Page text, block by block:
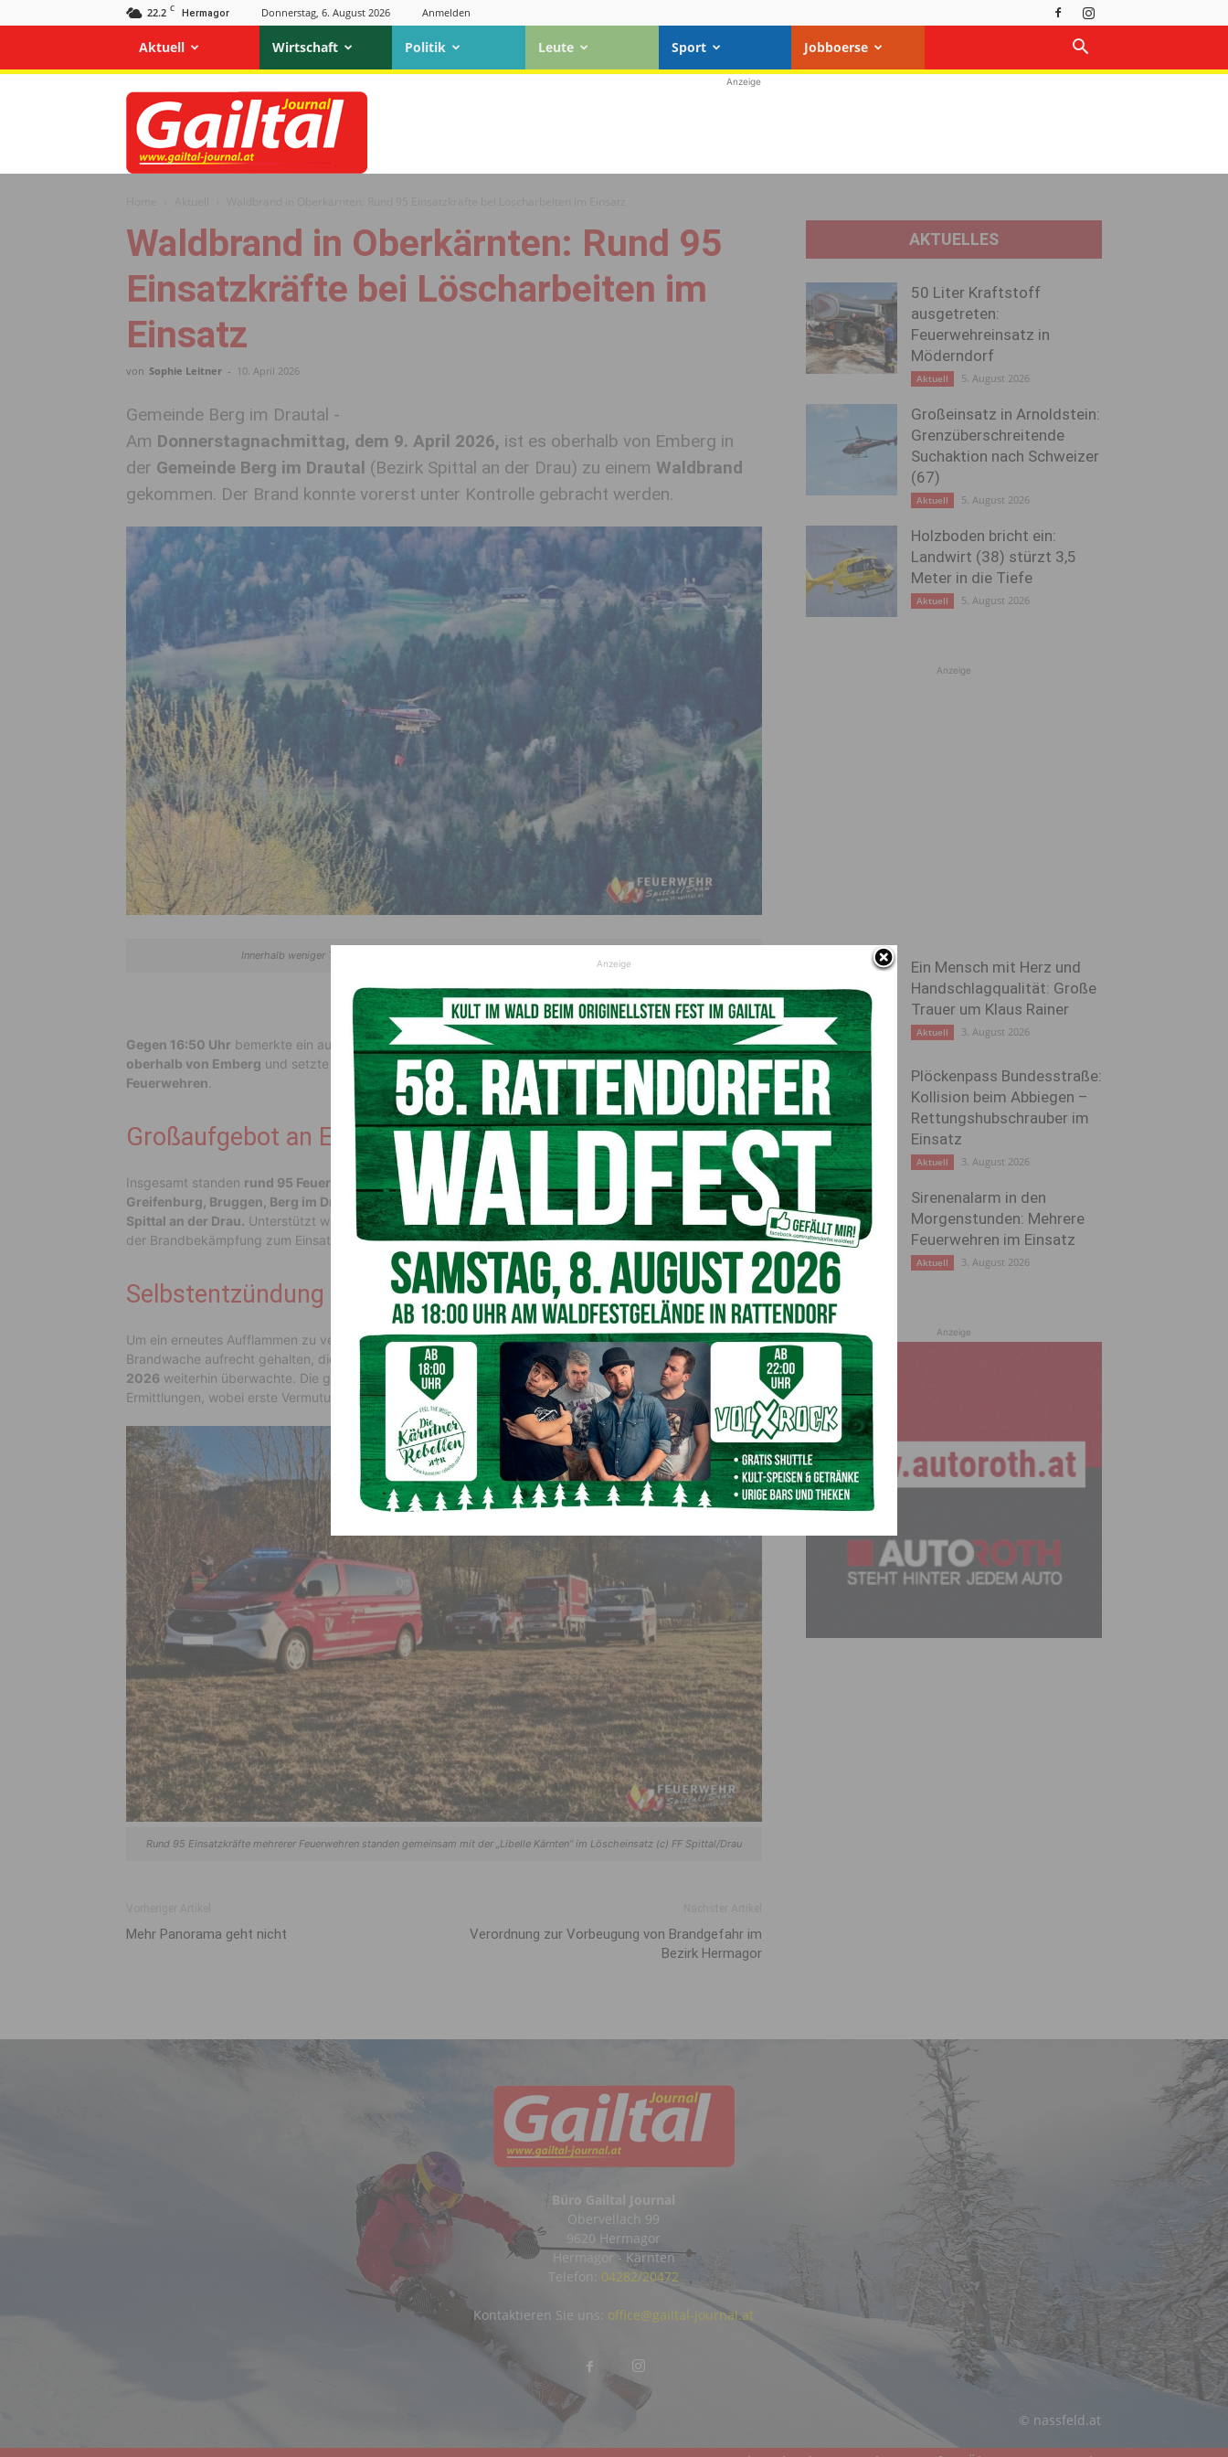
22.2 C Hermagor Donnerstag, 6. August 2026 Anmelden
Aktuell Wirtschaft Politik Leute Sport Jobboerse
Gailtal
Journal
Anzeige
Waldbrand in Oberkärnten: Rund 95
Einsatzkräfte bei Löscharbeiten im
Einsatz
von Sophie Leitner - 10. April 2026
Gemeinde Berg im Drautal -
Am Donnerstagnachmittag, dem 9. April 2026, ist es oberhalb von Emberg in
der Gemeinde Berg im Drautal (Bezirk Spittal an der Drau) zu einem Waldbrand
gekommen. Der Brand konnte vorerst unter Kontrolle gebracht werden.
Innerhalb weniger Tage kam es gestern erneut zu einem Waldbrand (c) FF Spittal/ Drau
Gegen 16:50 Uhr bemerkte ein aufmerksamer Verkehrsteilnehmer Rauchentwicklung im Waldgebiet
oberhalb von Emberg und setzte umgehend die Polizeiin Kenntnis. Diese alarmierte daraufhin mehrere
Feuerwehren
Großaufgebot an Einsatzkräften
Insgesamt standen rund 95 Feuerwehrkräfteim Einsatz. Beteiligt waren die
Feuerwehren Hauzendorf,
Greifenburg, Bruggen, Berg im Drautal, Dellach im Drautal, Draßnitzdorf, Gerlamoos, Leoben sowie
Spittal an der Drau. Unterstützt wurden die Einsatzkräfte durch die„Libelle Kärnten“, die ebenfalls bei
der Brandbekämpfung zum Einsatz kam.
Selbstentzündung vermutet
Um ein erneutes Aufflammen zu verhindern, wurde durch dieFreiwillige Feuerwehr Berg im Drautaleine
Brandwache aufrecht gehalten, die den betroffenen Bereich auch in der Nacht auf den
heutigen 10. April
2026 weiterhin überwachte. Die genaue Ursache des Brandes ist derzeit noch Gegenstand von
Ermittlungen, wobei erste Vermutungen in Richtung einer
möglichen Selbstentzündunggehen.
Rund 95 Einsatzkräfte mehrerer Feuerwehren standen gemeinsam mit der „Libelle Kärnten“ im Löscheinsatz (c) FF Spittal/Drau
Mehr Panorama geht nicht
Verordnung zur Vorbeugung von Brandgefahr im
Bezirk Hermagor
AKTUELLES
50 Liter Kraftstoff
ausgetreten:
Feuerwehreinsatz in
Möderndorf
Aktuell 5. August 2026
Großeinsatz in Arnoldstein:
Grenzüberschreitende
Suchaktion nach Schweizer
(67)
Aktuell 5. August 2026
Holzboden bricht ein:
Landwirt (38) stürzt 3,5
Meter in die Tiefe
Aktuell 5. August 2026
Anzeige
Ein Mensch mit Herz und
Handschlagqualität: Große
Trauer um Klaus Rainer
Aktuell 3. August 2026
Plöckenpass Bundesstraße:
Kollision beim Abbiegen –
Rettungshubschrauber im
Einsatz
Aktuell 3. August 2026
Sirenenalarm in den
Morgenstunden: Mehrere
Feuerwehren im Einsatz
Aktuell 3. August 2026
Anzeige
Büro Gailtal Journal
Obervellach 99
9620 Hermagor
Hermagor - Kärnten
Telefon: 04282/20472
© nassfeld.at
Kontaktieren Sie uns: office@gailtal-journal.at
Anzeige